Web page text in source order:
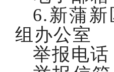
6.新蒲
组办公室
举报电话